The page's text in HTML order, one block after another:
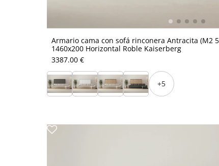
Armario cama con sofá rinconera Antracita (M2
1460x200 Horizontal Roble Kaiserberg
3387.00 €
+5